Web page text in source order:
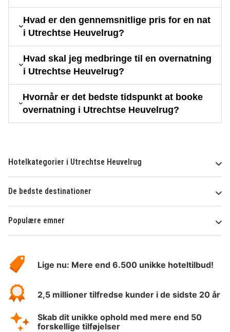
Hvad er den gennemsnitlige pris for en nat
i Utrechtse Heuvelrug?
Hvad skal jeg medbringe til en overnatning
i Utrechtse Heuvelrug?
Hvornår er det bedste tidspunkt at booke
overnatning i Utrechtse Heuvelrug?
Hotelkategorier i Utrechtse Heuvelrug
De bedste destinationer
Populære emner
HotelSpecials
Lige nu: Mere end 6.500 unikke hoteltilbud!
2,5 millioner tilfredse kunder i de sidste 20 år
Skab dit unikke ophold med mere end 50
forskellige tilføjelser